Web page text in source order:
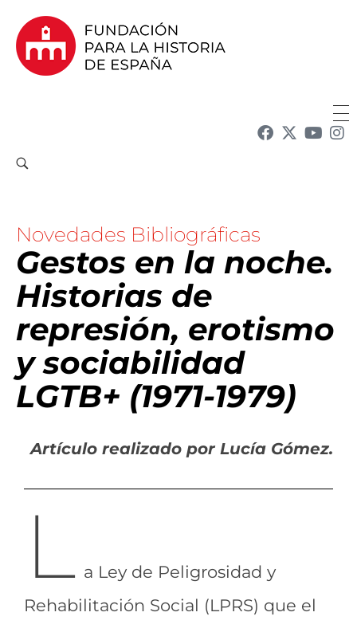
Novedades Bibliográficas
Gestos en la noche.
Historias de
represión, erotismo
y sociabilidad
LGTB+ (1971-1979)
Artículo realizado por Lucía Gómez.
L a Ley de Peligrosidad y
Rehabilitación Social (LPRS) que el